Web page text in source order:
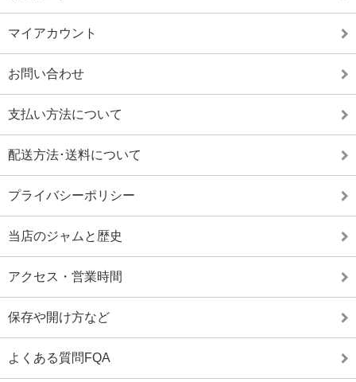
マイアカウント
お問い合わせ
支払い方法について
配送方法･送料について
プライバシーポリシー
当店のジャムと歴史
アクセス・営業時間
保存や開け方など
よくある質問FQA